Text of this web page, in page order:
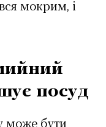
мокрим, і
посуд
може бути